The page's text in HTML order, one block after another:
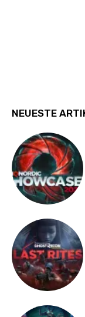
NEUESTE